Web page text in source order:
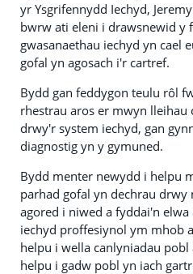
yr Ysgrifennydd Iechyd,
bwrw ati eleni i drawsnewid y
gwasanaethau iechyd yn cael
gofal yn agosach i'r cartref.
Bydd gan feddygon teulu rôl
rhestrau aros er mwyn lleihau
drwy'r system iechyd, gan
diagnostig yn y gymuned.
Bydd menter newydd i helpu
parhad gofal yn dechrau
agored i niwed a fyddai'n
iechyd proffesiynol ym mhob
helpu i wella canlyniadau
helpu i gadw pobl yn iach